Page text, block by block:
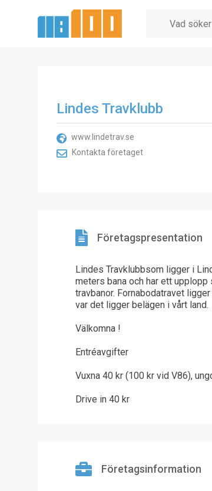
Lindes Travklubb
www.lindetrav.se
Kontakta företaget
Företagspresentation
Lindes Travklubbsom ligger i
meters bana och har ett
travbanor. Fornabodatravet
var det ligger belägen i vårt land.
Välkomna !
Entréavgifter
Vuxna 40 kr (100 kr vid V86),
Drive in 40 kr
Företagsinformation